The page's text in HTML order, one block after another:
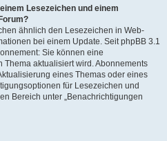
Lesezeichen und einem
ähnlich den Lesezeichen in Web-
bei einem Update. Seit phpBB 3.1
Sie können eine
aktualisiert wird. Abonnements
eines Themas oder eines
für Lesezeichen und
Bereich unter „Benachrichtigungen